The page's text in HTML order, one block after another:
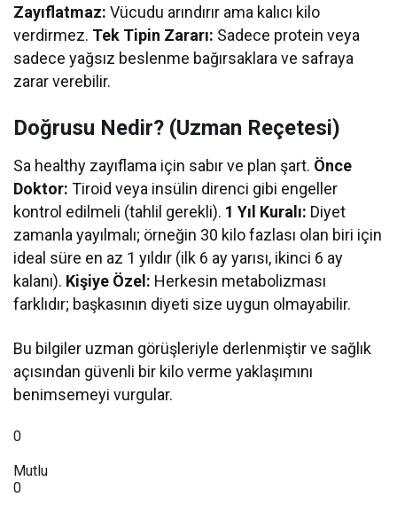
Zayıflatmaz: Vücudu arındırır ama kalıcı kilo
verdirmez. Tek Tipin Zararı: Sadece protein veya
sadece yağsız beslenme bağırsaklara ve safraya
zarar verebilir.
Doğrusu Nedir? (Uzman Reçetesi)
Sa healthy zayıflama için sabır ve plan şart. Önce
Doktor: Tiroid veya insülin direnci gibi engeller
kontrol edilmeli (tahlil gerekli). 1 Yıl Kuralı: Diyet
zamanla yayılmalı; örneğin 30 kilo fazlası olan biri için
ideal süre en az 1 yıldır (ilk 6 ay yarısı, ikinci 6 ay
kalanı). Kişiye Özel: Herkesin metabolizması
farklıdır; başkasının diyeti size uygun olmayabilir.
Bu bilgiler uzman görüşleriyle derlenmiştir ve sağlık
açısından güvenli bir kilo verme yaklaşımını
benimsemeyi vurgular.
0
Mutlu
0